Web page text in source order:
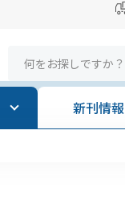
新刊情報